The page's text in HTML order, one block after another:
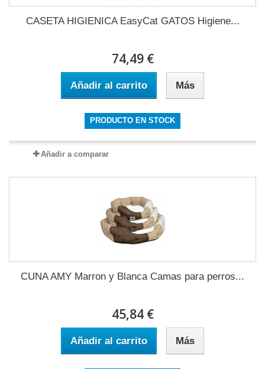
CASETA HIGIENICA EasyCat GATOS Higiene...
74,49 €
Añadir al carrito Más
PRODUCTO EN STOCK
Añadir a comparar
CUNA AMY Marron y Blanca Camas para perros...
45,84 €
Añadir al carrito Más